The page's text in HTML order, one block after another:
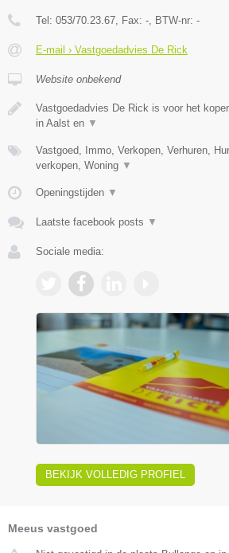
Tel: 053/70.23.67 , Fax: - , BTW-nr: -
E-mail › Vastgoedadvies De Rick
Website onbekend
Vastgoedadvies De Rick is voor het
in Aalst en ▼
Vastgoed, Immo, Verkopen, Verhuren,
verkopen, Woning ▼
Openingstijden ▼
Laatste facebook posts ▼
Sociale media:
BEKIJK VOLLEDIG PROFIEL
Meeus vastgoed